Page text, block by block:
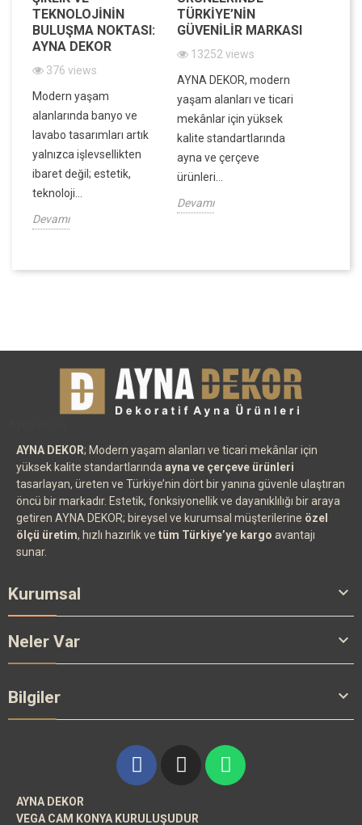
TEKNOLOJININ
BULUŞMA NOKTASI:
AYNA DEKOR
376 views
Modern yaşam
alanlarında banyo ve
lavabo tasarımları artık
yalnızca işlevsellikten
ibaret değil; estetik,
teknoloji...
Devamı
TÜRKIYE’NIN
GÜVENILIR MARKASI
13252 views
AYNA DEKOR, modern
yaşam alanları ve ticari
mekânlar için yüksek
kalite standartlarında
ayna ve çerçeve
ürünleri...
Devamı
AYNA DEKOR; Modern yaşam alanları ve ticari mekânlar için
yüksek kalite standartlarında ayna ve çerçeve ürünleri
tasarlayan, üreten ve Türkiye’nin dört bir yanına güvenle ulaştıran
öncü bir markadır. Estetik, fonksiyonellik ve dayanıklılığı bir araya
getiren AYNA DEKOR; bireysel ve kurumsal müşterilerine özel
ölçü üretim, hızlı hazırlık ve tüm Türkiye’ye kargo avantajı
sunar.
Kurumsal 
Neler Var 
Bilgiler 
AYNA DEKOR
VEGA CAM KONYA KURULUŞUDUR